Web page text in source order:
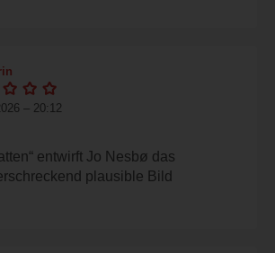
– 20:12
entwirft Jo Nesbø das
plausible Bild